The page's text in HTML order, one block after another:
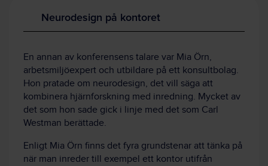
Neurodesign på kontoret
En annan av konferensens talare var Mia Örn,
arbetsmiljöexpert och utbildare på ett konsultbolag.
Hon pratade om neurodesign, det vill säga att
kombinera hjärnforskning med inredning. Mycket av
det som hon sade gick i linje med det som Carl
Westman berättade.
Enligt Mia Örn finns det fyra grundstenar att tänka på
när man inreder till exempel ett kontor utifrån